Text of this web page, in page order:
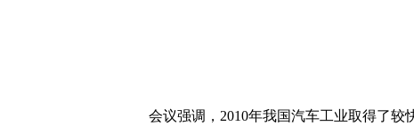
会议强调，2010年我国汽车工业取得了较快